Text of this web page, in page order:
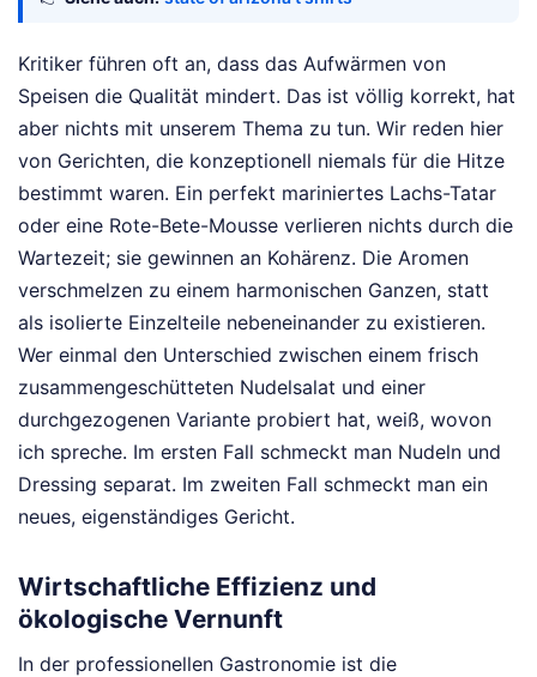
Kritiker führen oft an, dass das Aufwärmen von
Speisen die Qualität mindert. Das ist völlig korrekt, hat
aber nichts mit unserem Thema zu tun. Wir reden hier
von Gerichten, die konzeptionell niemals für die Hitze
bestimmt waren. Ein perfekt mariniertes Lachs-Tatar
oder eine Rote-Bete-Mousse verlieren nichts durch die
Wartezeit; sie gewinnen an Kohärenz. Die Aromen
verschmelzen zu einem harmonischen Ganzen, statt
als isolierte Einzelteile nebeneinander zu existieren.
Wer einmal den Unterschied zwischen einem frisch
zusammengeschütteten Nudelsalat und einer
durchgezogenen Variante probiert hat, weiß, wovon
ich spreche. Im ersten Fall schmeckt man Nudeln und
Dressing separat. Im zweiten Fall schmeckt man ein
neues, eigenständiges Gericht.
Wirtschaftliche Effizienz und
ökologische Vernunft
In der professionellen Gastronomie ist die